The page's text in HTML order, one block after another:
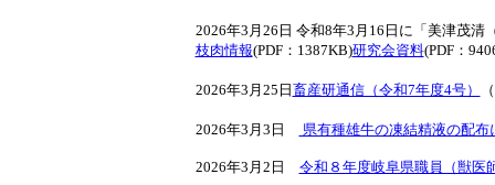
2026年3月26日 令和8年3月16日に「美津茂
枝肉情報(PDF：1387KB)研究会資料(PDF：
2026年3月25日 畜産研通信（令和7年度4号）
2026年3月3日 県有種雄牛の凍結精液の配布
2026年3月2日 令和８年度岐阜県職員（獣医